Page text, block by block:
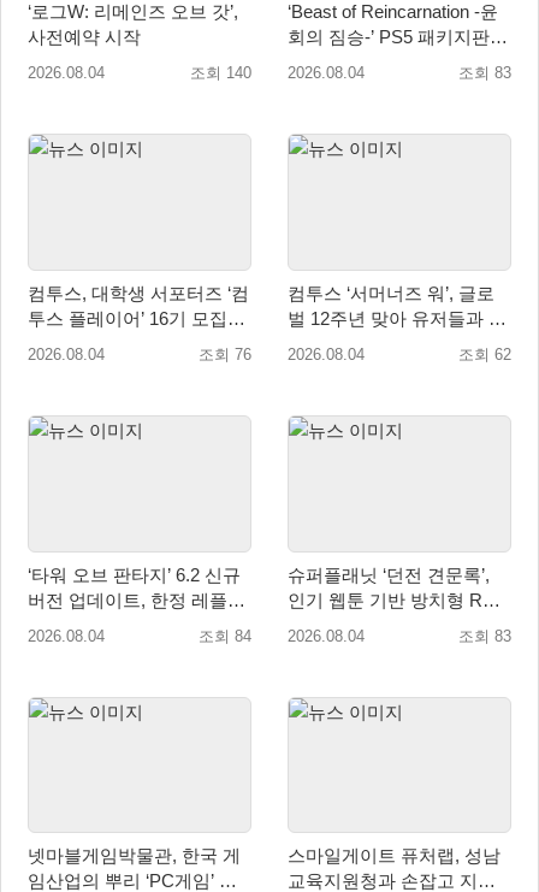
‘로그W: 리메인즈 오브 갓’,
사전예약 시작
2026.08.04 조회 140
‘Beast of Reincarnation -윤
회의 짐승-’ PS5 패키지판 8
월 4일 금일 발매
2026.08.04 조회 83
컴투스, 대학생 서포터즈 ‘컴
투스 플레이어’ 16기 모집
“게임·콘텐츠 인재 모여라!”
2026.08.04 조회 76
컴투스 ‘서머너즈 워’, 글로
벌 12주년 맞아 유저들과 함
께 ‘소환사의 숲’ 조성
2026.08.04 조회 62
‘타워 오브 판타지’ 6.2 신규
버전 업데이트, 한정 레플리
카 ‘겔피인’ 등장
2026.08.04 조회 84
슈퍼플래닛 ‘던전 견문록’,
인기 웹툰 기반 방치형 RPG
로 글로벌 정식 출시
2026.08.04 조회 83
넷마블게임박물관, 한국 게
임산업의 뿌리 ‘PC게임’ 상
스마일게이트 퓨처랩, 성남
교육지원청과 손잡고 지역